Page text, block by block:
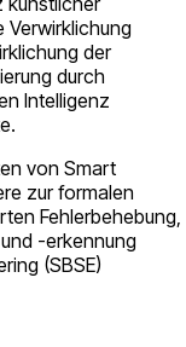
der
durch
Intelligenz
von Smart
zur formalen
Fehlerbehebung,
-erkennung
(SBSE)